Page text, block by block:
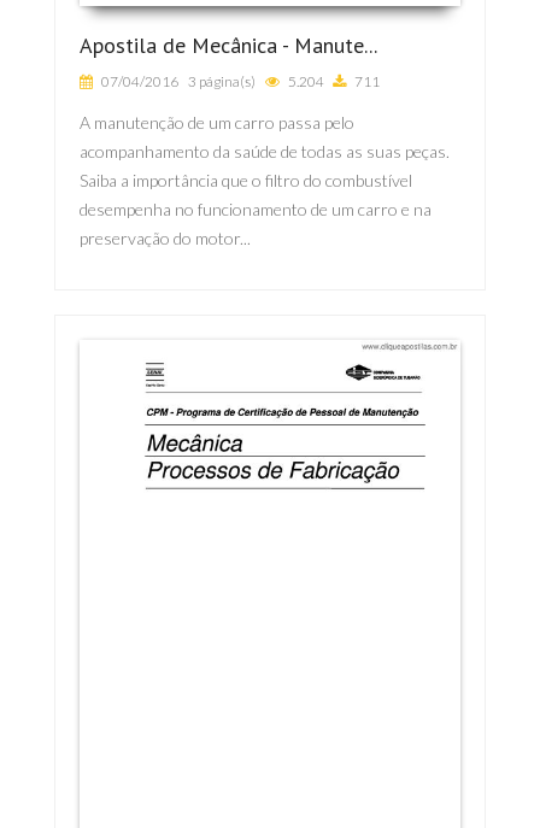
Apostila de Mecânica - Manute...
07/04/2016 3 página(s) 5.204 711
A manutenção de um carro passa pelo
acompanhamento da saúde de todas as suas peças.
Saiba a importância que o filtro do combustível
desempenha no funcionamento de um carro e na
preservação do motor...